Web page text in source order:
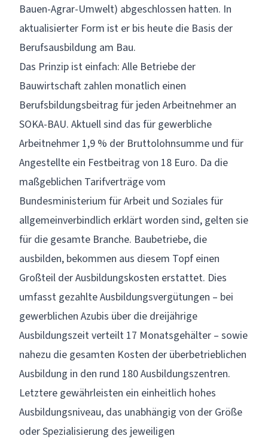
Bauen-Agrar-Umwelt) abgeschlossen hatten. In
aktualisierter Form ist er bis heute die Basis der
Berufsausbildung am Bau.
Das Prinzip ist einfach: Alle Betriebe der
Bauwirtschaft zahlen monatlich einen
Berufsbildungsbeitrag für jeden Arbeitnehmer an
SOKA-BAU. Aktuell sind das für gewerbliche
Arbeitnehmer 1,9 % der Bruttolohnsumme und für
Angestellte ein Festbeitrag von 18 Euro. Da die
maßgeblichen Tarifverträge vom
Bundesministerium für Arbeit und Soziales für
allgemeinverbindlich erklärt worden sind, gelten sie
für die gesamte Branche. Baubetriebe, die
ausbilden, bekommen aus diesem Topf einen
Großteil der Ausbildungskosten erstattet. Dies
umfasst gezahlte Ausbildungsvergütungen – bei
gewerblichen Azubis über die dreijährige
Ausbildungszeit verteilt 17 Monatsgehälter – sowie
nahezu die gesamten Kosten der überbetrieblichen
Ausbildung in den rund 180 Ausbildungszentren.
Letztere gewährleisten ein einheitlich hohes
Ausbildungsniveau, das unabhängig von der Größe
oder Spezialisierung des jeweiligen